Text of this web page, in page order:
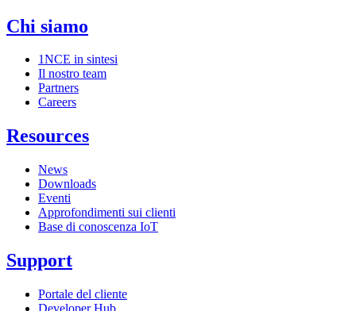
Chi siamo
1NCE in sintesi
Il nostro team
Partners
Careers
Resources
News
Downloads
Eventi
Approfondimenti sui clienti
Base di conoscenza IoT
Support
Portale del cliente
Developer Hub